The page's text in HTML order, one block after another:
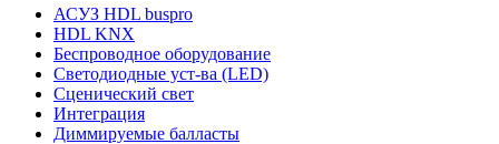
АСУЗ HDL buspro
HDL KNX
Беспроводное оборудование
Светодиодные уст-ва (LED)
Сценический свет
Интеграция
Диммируемые балласты